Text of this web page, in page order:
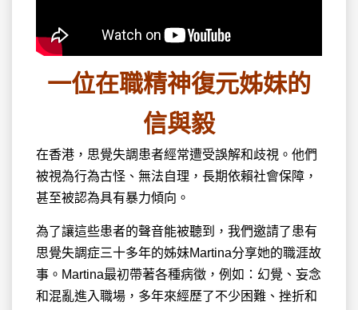
一位在職精神復元姊妹的
信與毅
在香港，思覺失調患者經常遭受誤解和歧視。他們
被視為行為古怪、無法自理，長期依賴社會保障，
甚至被認為具有暴力傾向。
為了讓這些患者的聲音能被聽到，我們邀請了患有
思覺失調症三十多年的姊妹Martina分享她的職涯故
事。Martina最初帶著各種病徵，例如：幻覺、妄念
和混亂進入職場，多年來經歷了不少困難、挫折和